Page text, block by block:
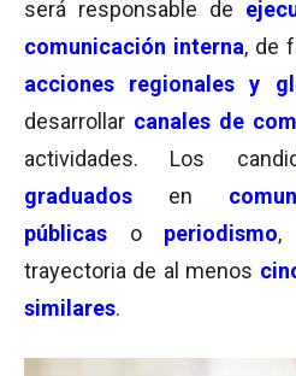
será responsable de
comunicación interna, de
acciones regionales y
desarrollar canales de
actividades. Los
graduados en
públicas operiodismo,
trayectoria de al menos
similares.